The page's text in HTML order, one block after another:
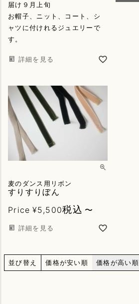
届け９月上旬
お帽子、ニット、コート、シ
ャツに付けれるジュエリーで
す。
詳細を見る
麦のダンス用リボン
すりすりぼん
Price ¥5,500税込 〜
詳細を見る
並び替え 価格が安い順 価格が高い順